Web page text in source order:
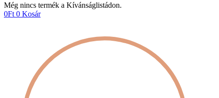
Még nincs termék a Kívánságlistádon.
0Ft 0 Kosár